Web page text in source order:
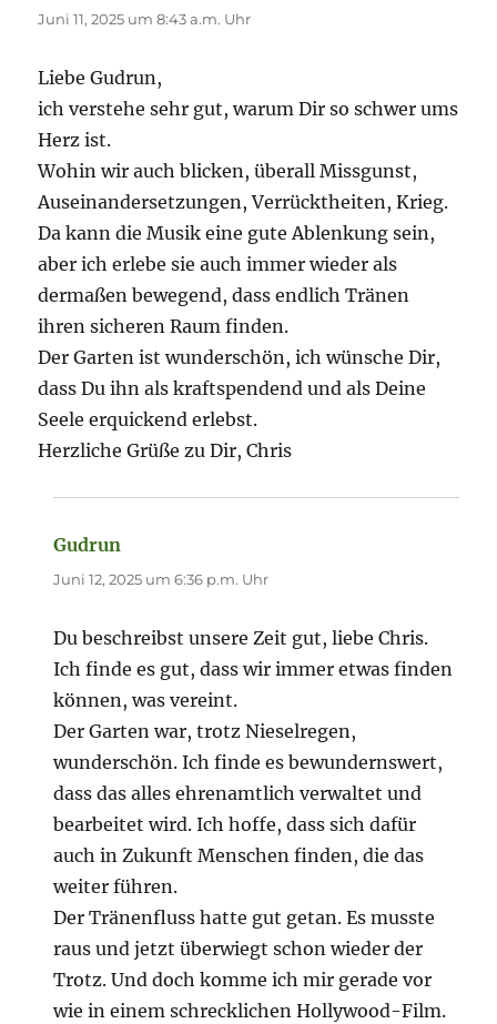
Juni 11, 2025 um 8:43 a.m. Uhr
Liebe Gudrun,
ich verstehe sehr gut, warum Dir so schwer ums
Herz ist.
Wohin wir auch blicken, überall Missgunst,
Auseinandersetzungen, Verrücktheiten, Krieg.
Da kann die Musik eine gute Ablenkung sein,
aber ich erlebe sie auch immer wieder als
dermaßen bewegend, dass endlich Tränen
ihren sicheren Raum finden.
Der Garten ist wunderschön, ich wünsche Dir,
dass Du ihn als kraftspendend und als Deine
Seele erquickend erlebst.
Herzliche Grüße zu Dir, Chris
Gudrun
Juni 12, 2025 um 6:36 p.m. Uhr
Du beschreibst unsere Zeit gut, liebe Chris.
Ich finde es gut, dass wir immer etwas finden
können, was vereint.
Der Garten war, trotz Nieselregen,
wunderschön. Ich finde es bewundernswert,
dass das alles ehrenamtlich verwaltet und
bearbeitet wird. Ich hoffe, dass sich dafür
auch in Zukunft Menschen finden, die das
weiter führen.
Der Tränenfluss hatte gut getan. Es musste
raus und jetzt überwiegt schon wieder der
Trotz. Und doch komme ich mir gerade vor
wie in einem schrecklichen Hollywood-Film.